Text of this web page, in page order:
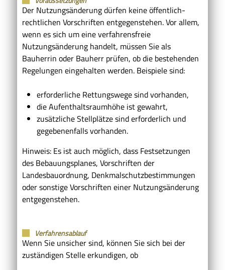
Der Nutzungsänderung dürfen keine öffentlich-
rechtlichen Vorschriften entgegenstehen.Vor allem,
wenn es sich um eine verfahrensfreie
Nutzungsänderung handelt, müssen Sie als
Bauherrin oder Bauherr prüfen, ob die bestehenden
Regelungen eingehalten werden. Beispiele sind:
erforderliche Rettungswege sind vorhanden,
die Aufenthaltsraumhöhe ist gewahrt,
zusätzliche Stellplätze sind erforderlich und
gegebenenfalls vorhanden.
Hinweis: Es ist auch möglich, dass Festsetzungen
des Bebauungsplanes, Vorschriften der
Landesbauordnung, Denkmalschutzbestimmungen
oder sonstige Vorschriften einer Nutzungsänderung
entgegenstehen.
Verfahrensablauf
Wenn Sie unsicher sind, können Sie sich bei der
zuständigen Stelle erkundigen, ob